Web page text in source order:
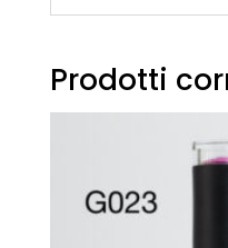
Prodotti